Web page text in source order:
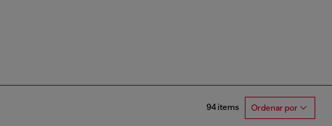
94 items Ordenar por